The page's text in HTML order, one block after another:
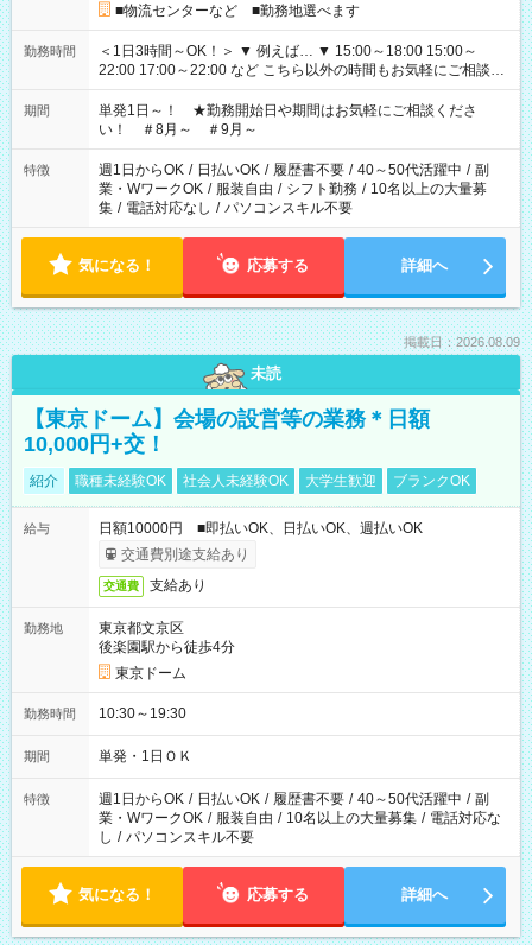
■物流センターなど ■勤務地選べます
勤務時間
＜1日3時間～OK！＞ ▼ 例えば… ▼ 15:00～18:00 15:00～
22:00 17:00～22:00 など こちら以外の時間もお気軽にご相談く
ださい！
期間
単発1日～！ ★勤務開始日や期間はお気軽にご相談くださ
い！ ＃8月～ ＃9月～
特徴 週1日からOK / 日払いOK / 履歴書不要 / 40～50代活躍中 / 副
業・WワークOK / 服装自由 / シフト勤務 / 10名以上の大量募
集 / 電話対応なし / パソコンスキル不要
気になる！ 応募する 詳細へ
掲載日：2026.08.09
未読
【東京ドーム】会場の設営等の業務＊日額
10,000円+交！
紹介 職種未経験OK 社会人未経験OK 大学生歓迎 ブランクOK
給与
日額10000円 ■即払いOK、日払いOK、週払いOK
交通費別途支給あり
交通費 支給あり
勤務地
東京都文京区
後楽園駅から徒歩4分
東京ドーム
勤務時間 10:30～19:30
期間 単発・1日ＯＫ
特徴 週1日からOK / 日払いOK / 履歴書不要 / 40～50代活躍中 / 副
業・WワークOK / 服装自由 / 10名以上の大量募集 / 電話対応な
し / パソコンスキル不要
気になる！ 応募する 詳細へ